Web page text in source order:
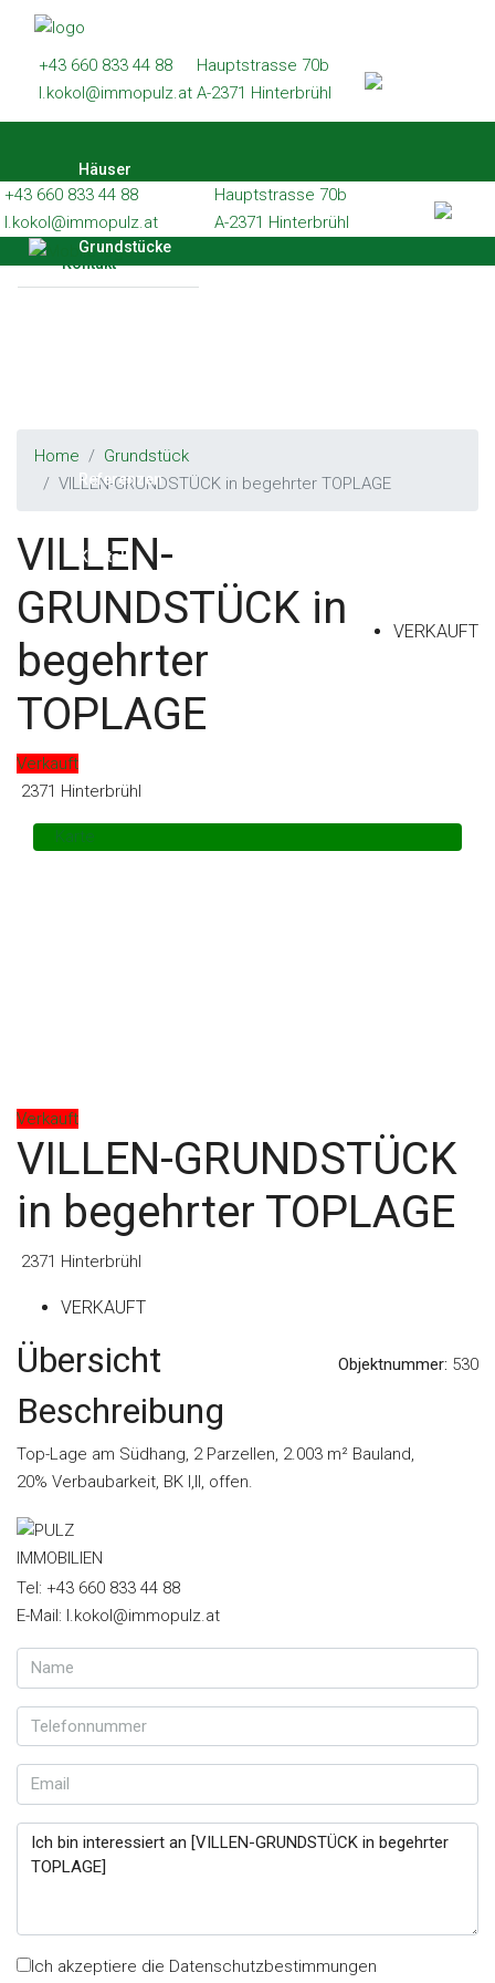
Häuser
Wohnungen
Gewerbe
Referenzen
Kontakt
+43 660 833 44 88
l.kokol@immopulz.at
Hauptstrasse 70b
A-2371 Hinterbrühl
Häuser
Grundstücke
Referenzen
Kontakt
+43 660 833 44 88
l.kokol@immopulz.at
Hauptstrasse 70b
A-2371 Hinterbrühl
Home
Grundstück
VILLEN-GRUNDSTÜCK in begehrter TOPLAGE
VILLEN-
GRUNDSTÜCK in
begehrter
TOPLAGE
VERKAUFT
Verkauft
2371 Hinterbrühl
Karte
Verkauft
VILLEN-GRUNDSTÜCK
in begehrter TOPLAGE
2371 Hinterbrühl
VERKAUFT
Übersicht Objektnummer: 530
Beschreibung
Top-Lage am Südhang, 2 Parzellen, 2.003 m² Bauland,
20% Verbaubarkeit, BK I,II, offen.
Tel: +43 660 833 44 88
E-Mail: l.kokol@immopulz.at
Ich akzeptiere die Datenschutzbestimmungen